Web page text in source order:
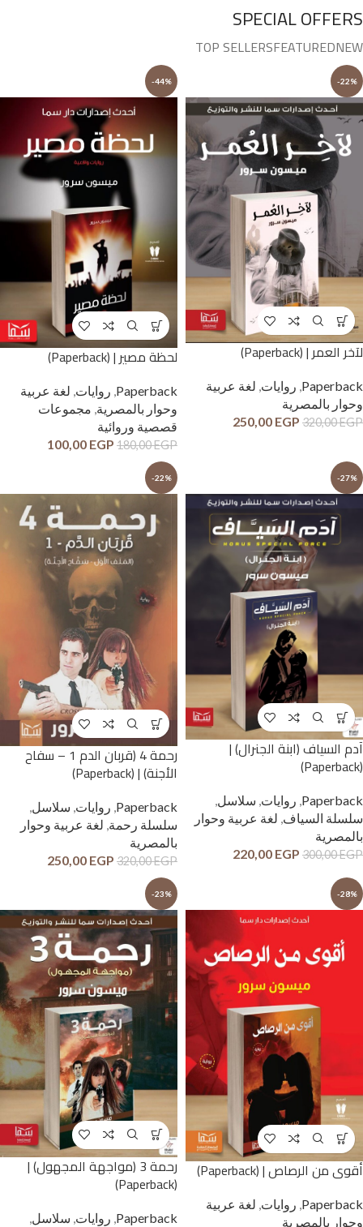
SPECIAL OFFERS
NEW
FEATURED
TOP SELLERS
-22%
لآخر العمر | (Paperback)
Paperback
, روايات, لغة عربية
وحوار بالمصرية
320,00EGP
250,00 EGP
-44%
لحظة مصير | (Paperback)
Paperback
, روايات, لغة عربية
وحوار بالمصرية, مجموعات
قصصية وروائية
180,00EGP
100,00 EGP
-27%
آدم السياف (ابنة الجنرال) |
(Paperback)
Paperback
, روايات, سلاسل,
سلسلة السياف, لغة عربية وحوار
بالمصرية
300,00EGP
220,00 EGP
-22%
رحمة 4 (قربان الدم 1 – سفاح
الأجنة) | (Paperback)
Paperback
, روايات, سلاسل,
سلسلة رحمة, لغة عربية وحوار
بالمصرية
320,00EGP
250,00 EGP
-28%
أقوى من الرصاص | (Paperback)
Paperback
, روايات, لغة عربية
وحوار بالمصرية
-23%
رحمة 3 (مواجهة المجهول) |
(Paperback)
Paperback روايات سلاسل